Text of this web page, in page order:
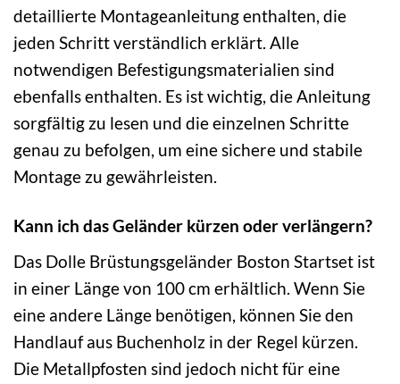
detaillierte Montageanleitung enthalten, die
jeden Schritt verständlich erklärt. Alle
notwendigen Befestigungsmaterialien sind
ebenfalls enthalten. Es ist wichtig, die Anleitung
sorgfältig zu lesen und die einzelnen Schritte
genau zu befolgen, um eine sichere und stabile
Montage zu gewährleisten.
Kann ich das Geländer kürzen oder verlängern?
Das Dolle Brüstungsgeländer Boston Startset ist
in einer Länge von 100 cm erhältlich. Wenn Sie
eine andere Länge benötigen, können Sie den
Handlauf aus Buchenholz in der Regel kürzen.
Die Metallpfosten sind jedoch nicht für eine